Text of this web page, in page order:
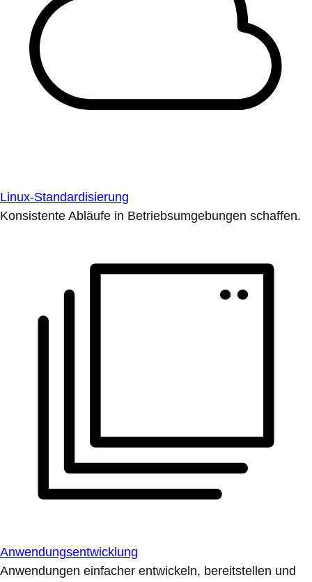
Linux-Standardisierung
Konsistente Abläufe in Betriebsumgebungen schaffen.
Anwendungsentwicklung
Anwendungen einfacher entwickeln, bereitstellen und